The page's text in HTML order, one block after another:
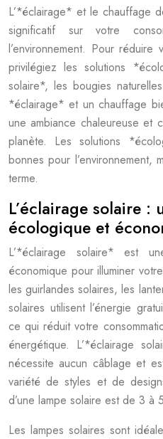
L’*éclairage* et le chauffage
significatif sur votre
l’environnement. Pour
privilégiez les solutions
solaire*, les bougies
*éclairage* et un chauffage
une ambiance chaleureuse et
planète. Les solutions
bonnes pour l’environnement,
terme.
L’éclairage solaire :
écologique et
L’*éclairage solaire* est
économique pour illuminer
les guirlandes solaires, les
solaires utilisent l’énergie
ce qui réduit votre
énergétique. L’*éclairage
nécessite aucun câblage et
variété de styles et de
d’une lampe solaire est de 3 à
Les lampes solaires sont